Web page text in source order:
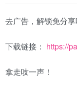
去广告，解锁免分
下载链接： https://
拿走吱一声！